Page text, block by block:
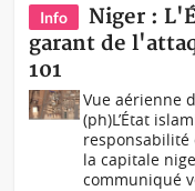
Info
Niger :
garant de
101
Vue aérienne
(ph)L’État
responsabilité
la capitale
communiqué